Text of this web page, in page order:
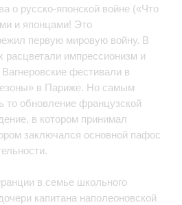
о русско-японской войне («Что
и японцами! Это
первую мировую войну. В
расцветали импрессионизм и
фестивали в
в Париже. Но самым
то обновление французской
в котором принимал
заключался основной пафос
в семье школьного
капитана наполеоновской